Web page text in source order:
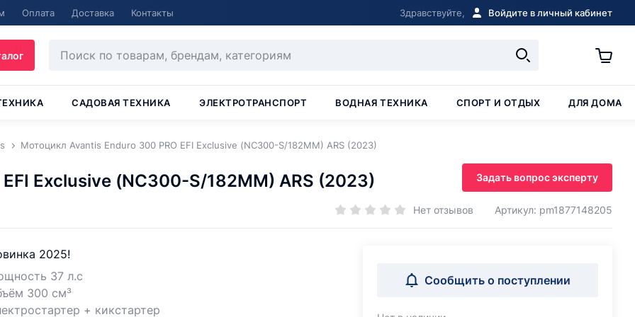
Оплата Доставка Контакты Здравствуйте, Войдите в личный кабинет
САДОВАЯ ТЕХНИКА ЭЛЕКТРОТРАНСПОРТ ВОДНАЯ ТЕХНИКА СПОРТ И ОТДЫХ ДЛЯ ДОМА
Мотоцикл Avantis Enduro 300 PRO EFI Exclusive (NC300-S/182MM) ARS (2023)
Exclusive (NC300-S/182MM) ARS (2023) Задать вопрос эксперту
Нет отзывов Артикул: pm1877148205
2025!
37 л.с
300 см³
+ кикстартер
Сообщить о поступлении